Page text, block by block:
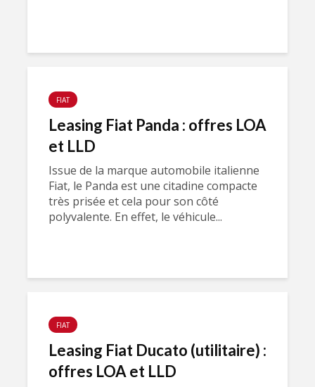
FIAT
Leasing Fiat Panda : offres LOA
et LLD
Issue de la marque automobile italienne
Fiat, le Panda est une citadine compacte
très prisée et cela pour son côté
polyvalente. En effet, le véhicule...
FIAT
Leasing Fiat Ducato (utilitaire) :
offres LOA et LLD